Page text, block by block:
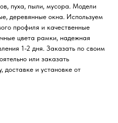
пуха, пыли, мусора. Модели
деревянные окна. Используем
профиля и качественные
цвета рамки, надежная
1-2 дня. Заказать по своим
или заказать
доставке и установке от